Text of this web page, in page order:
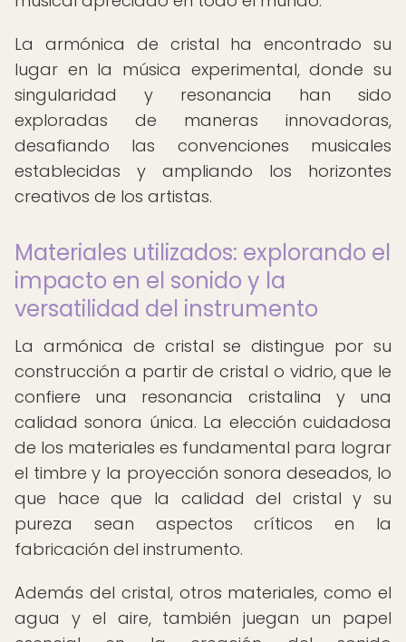
La armónica de cristal ha encontrado su
lugar en la música experimental, donde su
singularidad y resonancia han sido
exploradas de maneras innovadoras,
desafiando las convenciones musicales
establecidas y ampliando los horizontes
creativos de los artistas.
Materiales utilizados: explorando el
impacto en el sonido y la
versatilidad del instrumento
La armónica de cristal se distingue por su
construcción a partir de cristal o vidrio, que le
confiere una resonancia cristalina y una
calidad sonora única. La elección cuidadosa
de los materiales es fundamental para lograr
el timbre y la proyección sonora deseados, lo
que hace que la calidad del cristal y su
pureza sean aspectos críticos en la
fabricación del instrumento.
Además del cristal, otros materiales, como el
agua y el aire, también juegan un papel